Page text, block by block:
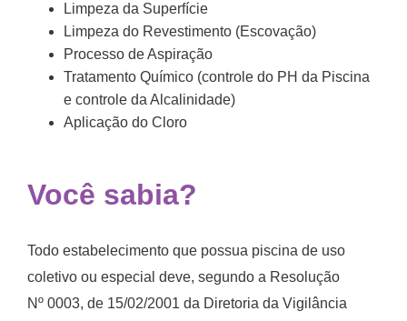
Limpeza da Superfície
Limpeza do Revestimento (Escovação)
Processo de Aspiração
Tratamento Químico (controle do PH da Piscina
e controle da Alcalinidade)
Aplicação do Cloro
Você sabia?
Todo estabelecimento que possua piscina de uso
coletivo ou especial deve, segundo a Resolução
Nº 0003, de 15/02/2001 da Diretoria da Vigilância